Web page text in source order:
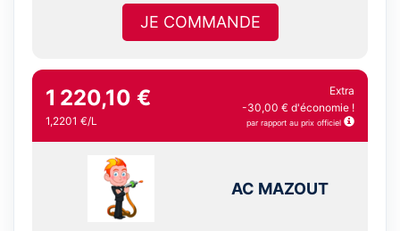
JE COMMANDE
1 220,10 €
1,2201 €/L
Extra
-30,00 € d'économie !
par rapport au prix officiel
AC MAZOUT